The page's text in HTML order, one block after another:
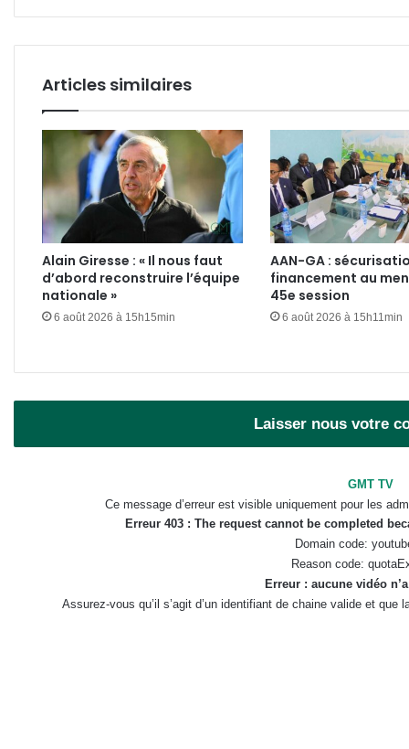
du
Articles similaires
Alain Giresse : « Il nous faut
d’abord reconstruire l’équipe
nationale »
6 août 2026 à 15h15min
AAN-GA :
financement au
45e session
6 août 2026 à 15h11min
Laisser nous votre
GMT TV
Ce message d’erreur est visible uniquement pour les
Erreur 403 : The request cannot be completed
Domain code:
Reason code:
Erreur : aucune vidéo
Assurez-vous qu’il s’agit d’un identifiant de chaine valide et